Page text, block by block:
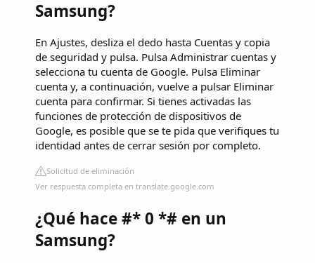
Samsung?
En Ajustes, desliza el dedo hasta Cuentas y copia
de seguridad y pulsa. Pulsa Administrar cuentas y
selecciona tu cuenta de Google. Pulsa Eliminar
cuenta y, a continuación, vuelve a pulsar Eliminar
cuenta para confirmar. Si tienes activadas las
funciones de protección de dispositivos de
Google, es posible que se te pida que verifiques tu
identidad antes de cerrar sesión por completo.
Solicitud de eliminación
Ver respuesta completa en translate.google.com
¿Qué hace #* 0 *# en un
Samsung?